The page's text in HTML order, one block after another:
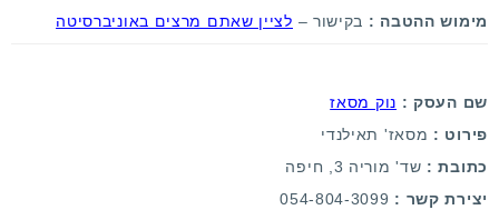
מימוש ההטבה : בקישור – לציין שאתם מרצים באוניברסיטה
שם העסק : נוק מסאז
פירוט : מסאז' תאילנדי
כתובת : שד' מוריה 3, חיפה
יצירת קשר :